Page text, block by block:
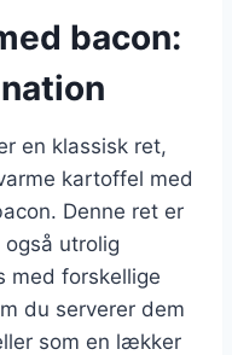
bacon:
en klassisk ret,
kartoffel med
Denne ret er
utrolig
med forskellige
du serverer dem
som en lækker